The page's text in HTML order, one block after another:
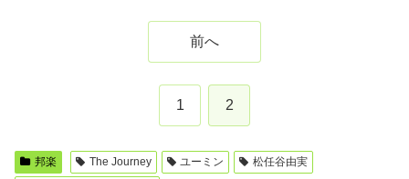
前へ
1 2
邦楽 The Journey ユーミン
松任谷由実